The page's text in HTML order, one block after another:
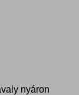
nyáron